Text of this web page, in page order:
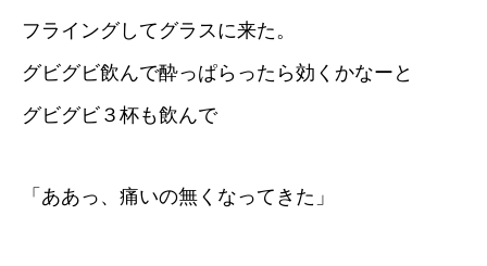
フライングしてグラスに来た。
グビグビ飲んで酔っぱらったら効くかなーと
グビグビ３杯も飲んで
「ああっ、痛いの無くなってきた」